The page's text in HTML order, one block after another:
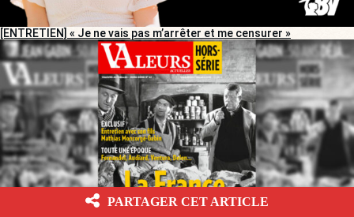
[ENTRETIEN] « Je ne vais pas m’arrêter et me censurer »
PARTAGER CET ARTICLE